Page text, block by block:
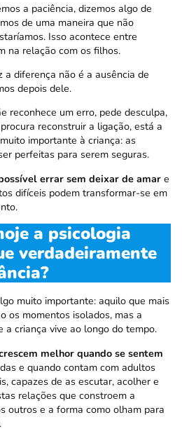
a paciência, dizemos algo de
de uma maneira que não
Isso acontece entre
na relação com os filhos.
diferença não é a ausência de
depois dele.
reconhece um erro, pede desculpa,
reconstruir a ligação, está a
importante à criança: as
perfeitas para serem seguras.
errar sem deixar de amar e
difíceis podem transformar-se em
a psicologia
verdadeiramente
muito importante: aquilo que mais
os momentos isolados, mas a
a criança vive ao longo do tempo.
melhor quando se sentem
e quando contam com adultos
capazes de as escutar, acolher e
relações que constroem a
outros e a forma como olham para